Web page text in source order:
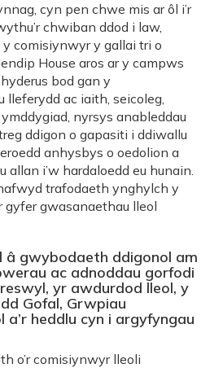
cyn pen chwe mis ar ôl i’r
chwiban ddod i law,
comisiynwyr y gallai tri o
House aros ar y campws
bod gan y
lleferydd ac iaith, seicoleg,
nyrsys anableddau
ddigon o gapasiti i ddiwallu
anhysbys o oedolion a
allan i’w hardaloedd eu hunain.
trafodaeth ynghylch y
gyfer gwasanaethau lleol
â gwybodaeth ddigonol am
ac adnoddau gorfodi
yr awdurdod lleol, y
Gofal, Grwpiau
a’r heddlu cyn i argyfyngau
o’r comisiynwyr lleoli